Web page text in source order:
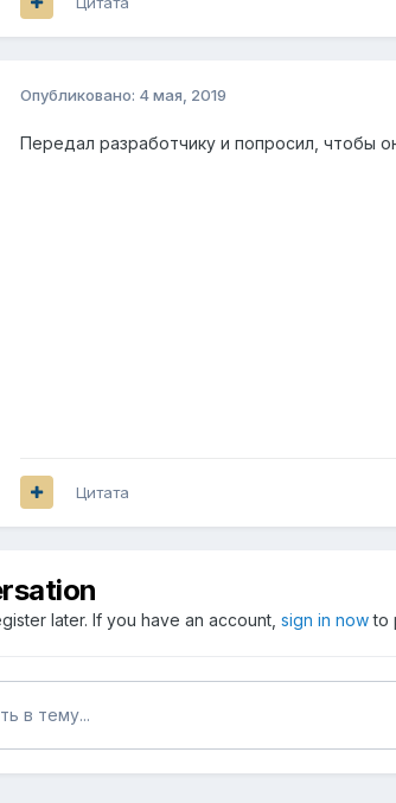
Опубликовано: 4 мая, 2019
Передал разработчику и попросил, чтобы
Цитата
later. If you have an account, sign in nowto
в тему...